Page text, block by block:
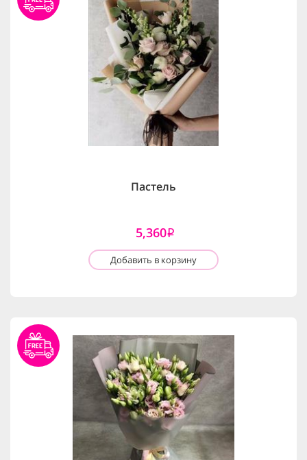
Пастель
5,360i
Добавить в корзину